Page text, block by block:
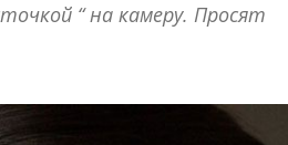
“ на камеру. Просят